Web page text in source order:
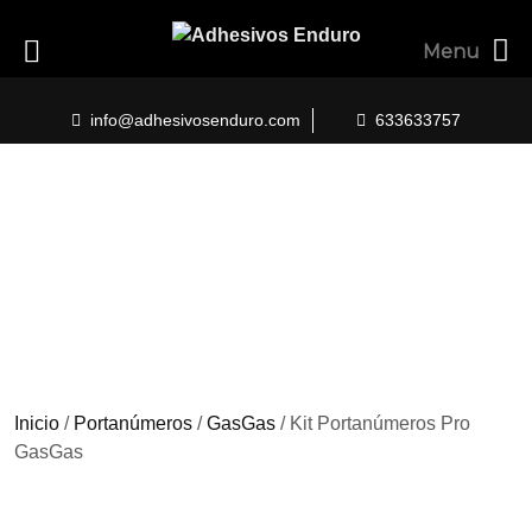
content
info@adhesivosenduro.com 633633757
Inicio / Portanúmeros /GasGas / Kit Portanúmeros Pro
GasGas
Menu